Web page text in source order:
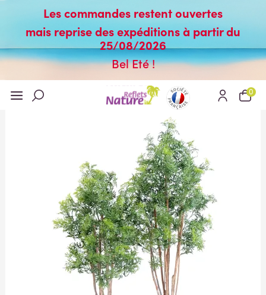
Les commandes restent ouvertes
mais reprise des expéditions à partir du
25/08/2026
Bel Eté !
0